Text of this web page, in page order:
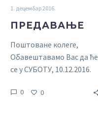
1. децембар 2016.
ПРЕДАВАЊЕ
Поштоване колеге,
Обавештавамо Вас да ће
се у СУБОТУ, 10.12.2016.
10,00 сати, у
0 0